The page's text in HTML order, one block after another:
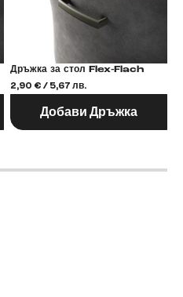
Дръжка за стол Flex-Flach
2,90 € / 5,67 лв.
Добави Дръжка